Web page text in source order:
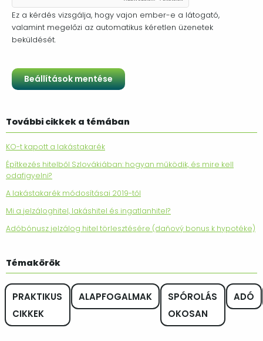
Ez a kérdés vizsgálja, hogy vajon ember-e a látogató,
valamint megelőzi az automatikus kéretlen üzenetek
beküldését.
További cikkek a témában
KO-t kapott a lakástakarék
Építkezés hitelből Szlovákiában: hogyan működik, és mire kell
odafigyelni?
A lakástakarék módosításai 2019-től
Mi a jelzáloghitel, lakáshitel és ingatlanhitel?
Adóbónusz jelzálog hitel törlesztésére (daňový bonus k hypotéke)
Témakörök
PRAKTIKUS
CIKKEK
ALAPFOGALMAK
SPÓROLÁS
OKOSAN
ADÓ